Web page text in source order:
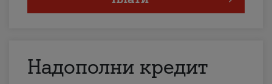
Надополни кредит